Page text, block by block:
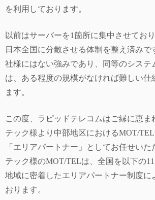
を利用しております。
以前はサーバーを1箇所に集中させてお
日本全国に分散させる体制を整え済みで
社様にはない強みであり、同等のシステ
は、ある程度の規模がなければ難しい仕
ます。
この度、ラピッドテレコムはご縁に恵ま
テック様より中部地区におけるMOT/
「エリアパートナー」としてお任せい
テック様のMOT/TELは、全国を以下の11
地域に密着したエリアパートナー制度に
おります。